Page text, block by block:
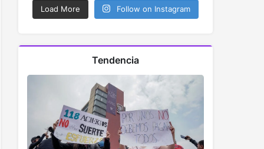
Load More Follow on Instagram
Tendencia